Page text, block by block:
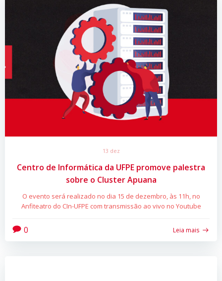
13 dez
Centro de Informática da UFPE promove palestra
sobre o Cluster Apuana
O evento será realizado no dia 15 de dezembro, às 11h, no
Anfiteatro do CIn-UFPE com transmissão ao vivo no Youtube
0 Leia mais